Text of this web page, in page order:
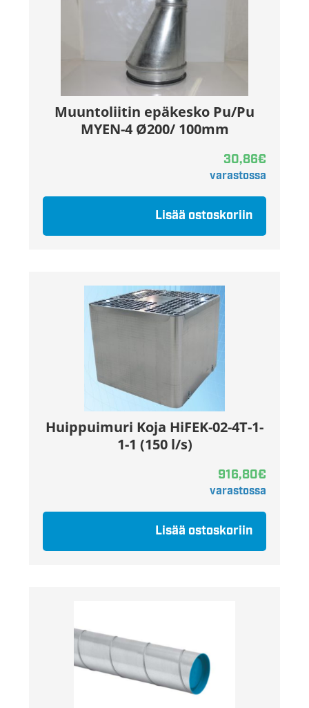
Muuntoliitin epäkesko Pu/Pu
MYEN-4 Ø200/ 100mm
30,86€
varastossa
Lisää ostoskoriin
Huippuimuri Koja HiFEK-02-4T-1-
1-1 (150 l/s)
916,80€
varastossa
Lisää ostoskoriin